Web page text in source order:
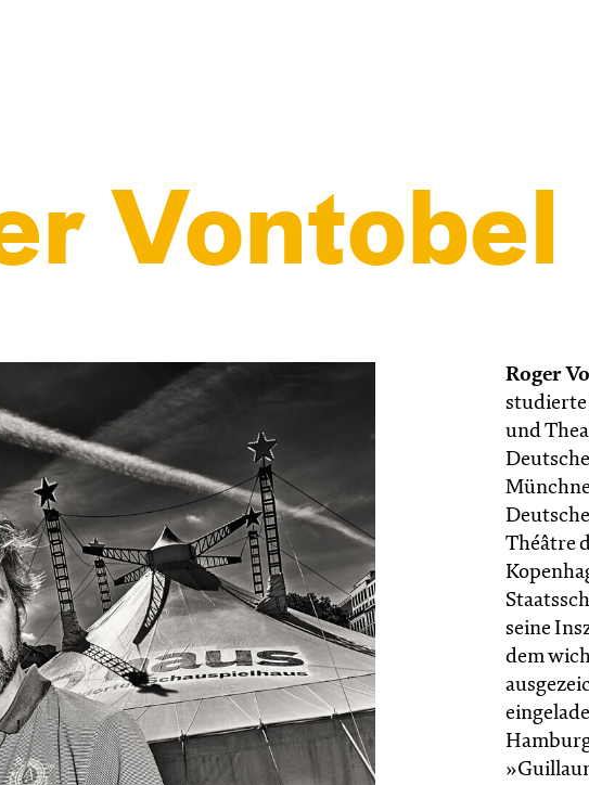
Vontobel
Roger
studierte
und
Théâtre
seine
dem